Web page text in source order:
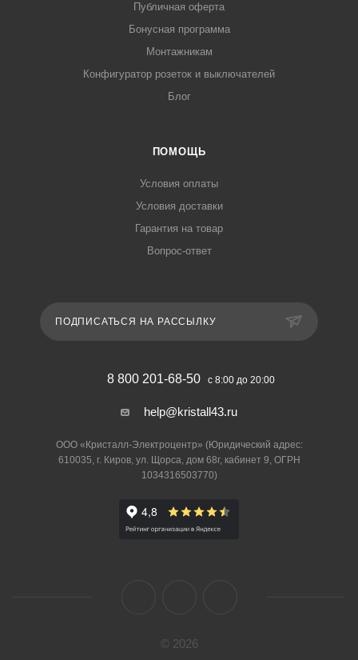
Публичная оферта
Бонусная программа
Монтажникам
Конфигуратор розеток и выключателей
Блог
ПОМОЩЬ
Условия оплаты
Условия доставки
Гарантия на товар
Вопрос-ответ
ПОДПИСАТЬСЯ НА РАССЫЛКУ
8 800 201-68-50 с 8:00 до 20:00
help@kristall43.ru
ООО «Кристалл-Электроцентр» (Юридический адрес:
610035, г. Киров, ул. Щорса, дом 68г, кабинет 9, ОГРН
1034316503770)
© 2026